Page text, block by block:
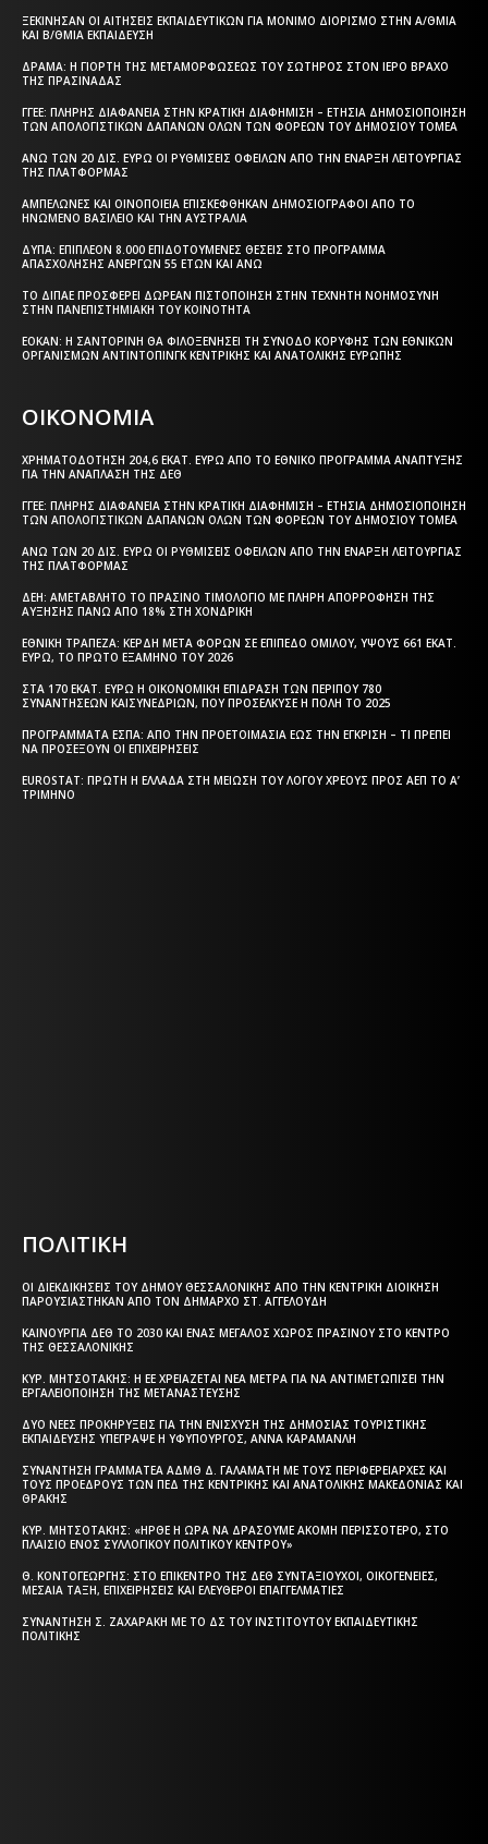
ΞΕΚΊΝΗΣΑΝ ΟΙ ΑΙΤΉΣΕΙΣ ΕΚΠΑΙΔΕΥΤΙΚΏΝ ΓΙΑ ΜΌΝΙΜΟ ΔΙΟΡΙΣΜΌ ΣΤΗΝ Α/ΘΜΙΑ
ΚΑΙ Β/ΘΜΙΑ ΕΚΠΑΊΔΕΥΣΗ
ΔΡΆΜΑ: Η ΓΙΟΡΤΉ ΤΗΣ ΜΕΤΑΜΟΡΦΏΣΕΩΣ ΤΟΥ ΣΩΤΉΡΟΣ ΣΤΟΝ ΙΕΡΌ ΒΡΆΧΟ
ΤΗΣ ΠΡΑΣΙΝΆΔΑΣ
ΓΓΕΕ: ΠΛΉΡΗΣ ΔΙΑΦΆΝΕΙΑ ΣΤΗΝ ΚΡΑΤΙΚΉ ΔΙΑΦΉΜΙΣΗ – EΤΉΣΙΑ ΔΗΜΟΣΙΟΠΟΊΗΣΗ
ΤΩΝ ΑΠΟΛΟΓΙΣΤΙΚΏΝ ΔΑΠΑΝΏΝ ΌΛΩΝ ΤΩΝ ΦΟΡΈΩΝ ΤΟΥ ΔΗΜΟΣΊΟΥ ΤΟΜΈΑ
ΆΝΩ ΤΩΝ 20 ΔΙΣ. ΕΥΡΏ ΟΙ ΡΥΘΜΊΣΕΙΣ ΟΦΕΙΛΏΝ ΑΠΌ ΤΗΝ ΈΝΑΡΞΗ ΛΕΙΤΟΥΡΓΊΑΣ
ΤΗΣ ΠΛΑΤΦΌΡΜΑΣ
ΑΜΠΕΛΏΝΕΣ ΚΑΙ ΟΙΝΟΠΟΙΕΊΑ ΕΠΙΣΚΈΦΘΗΚΑΝ ΔΗΜΟΣΙΟΓΡΆΦΟΙ ΑΠΌ ΤΟ
ΗΝΩΜΈΝΟ ΒΑΣΊΛΕΙΟ ΚΑΙ ΤΗΝ ΑΥΣΤΡΑΛΊΑ
ΔΥΠΑ: ΕΠΙΠΛΈΟΝ 8.000 ΕΠΙΔΟΤΟΎΜΕΝΕΣ ΘΈΣΕΙΣ ΣΤΟ ΠΡΌΓΡΑΜΜΑ
ΑΠΑΣΧΌΛΗΣΗΣ ΑΝΈΡΓΩΝ 55 ΕΤΏΝ ΚΑΙ ΆΝΩ
ΤΟ ΔΙΠΑΕ ΠΡΟΣΦΈΡΕΙ ΔΩΡΕΆΝ ΠΙΣΤΟΠΟΊΗΣΗ ΣΤΗΝ ΤΕΧΝΗΤΉ ΝΟΗΜΟΣΎΝΗ
ΣΤΗΝ ΠΑΝΕΠΙΣΤΗΜΙΑΚΉ ΤΟΥ ΚΟΙΝΌΤΗΤΑ
ΕΟΚΑΝ: Η ΣΑΝΤΟΡΊΝΗ ΘΑ ΦΙΛΟΞΕΝΉΣΕΙ ΤΗ ΣΎΝΟΔΟ ΚΟΡΥΦΉΣ ΤΩΝ ΕΘΝΙΚΏΝ
ΟΡΓΑΝΙΣΜΏΝ ΑΝΤΙΝΤΌΠΙΝΓΚ ΚΕΝΤΡΙΚΉΣ ΚΑΙ ΑΝΑΤΟΛΙΚΉΣ ΕΥΡΏΠΗΣ
ΟΙΚΟΝΟΜΙΑ
ΧΡΗΜΑΤΟΔΌΤΗΣΗ 204,6 ΕΚΑΤ. ΕΥΡΏ ΑΠΌ ΤΟ ΕΘΝΙΚΌ ΠΡΌΓΡΑΜΜΑ ΑΝΆΠΤΥΞΗΣ
ΓΙΑ ΤΗΝ ΑΝΆΠΛΑΣΗ ΤΗΣ ΔΕΘ
ΓΓΕΕ: ΠΛΉΡΗΣ ΔΙΑΦΆΝΕΙΑ ΣΤΗΝ ΚΡΑΤΙΚΉ ΔΙΑΦΉΜΙΣΗ – EΤΉΣΙΑ ΔΗΜΟΣΙΟΠΟΊΗΣΗ
ΤΩΝ ΑΠΟΛΟΓΙΣΤΙΚΏΝ ΔΑΠΑΝΏΝ ΌΛΩΝ ΤΩΝ ΦΟΡΈΩΝ ΤΟΥ ΔΗΜΟΣΊΟΥ ΤΟΜΈΑ
ΆΝΩ ΤΩΝ 20 ΔΙΣ. ΕΥΡΏ ΟΙ ΡΥΘΜΊΣΕΙΣ ΟΦΕΙΛΏΝ ΑΠΌ ΤΗΝ ΈΝΑΡΞΗ ΛΕΙΤΟΥΡΓΊΑΣ
ΤΗΣ ΠΛΑΤΦΌΡΜΑΣ
ΔΕΗ: ΑΜΕΤΆΒΛΗΤΟ ΤΟ ΠΡΆΣΙΝΟ ΤΙΜΟΛΌΓΙΟ ΜΕ ΠΛΉΡΗ ΑΠΟΡΡΌΦΗΣΗ ΤΗΣ
ΑΎΞΗΣΗΣ ΠΆΝΩ ΑΠΌ 18% ΣΤΗ ΧΟΝΔΡΙΚΉ
ΕΘΝΙΚΉ ΤΡΆΠΕΖΑ: ΚΈΡΔΗ ΜΕΤΆ ΦΌΡΩΝ ΣΕ ΕΠΊΠΕΔΟ ΟΜΊΛΟΥ, ΎΨΟΥΣ 661 ΕΚΑΤ.
ΕΥΡΏ, ΤΟ ΠΡΏΤΟ ΕΞΆΜΗΝΟ ΤΟΥ 2026
ΣΤΑ 170 ΕΚΑΤ. ΕΥΡΏ Η ΟΙΚΟΝΟΜΙΚΉ ΕΠΊΔΡΑΣΗ ΤΩΝ ΠΕΡΊΠΟΥ 780
ΣΥΝΑΝΤΉΣΕΩΝ ΚΑΙΣΥΝΕΔΡΊΩΝ, ΠΟΥ ΠΡΟΣΈΛΚΥΣΕ Η ΠΌΛΗ ΤΟ 2025
ΠΡΟΓΡΆΜΜΑΤΑ EΣΠΑ: ΑΠΌ ΤΗΝ ΠΡΟΕΤΟΙΜΑΣΊΑ ΈΩΣ ΤΗΝ ΈΓΚΡΙΣΗ – ΤΙ ΠΡΈΠΕΙ
ΝΑ ΠΡΟΣΈΞΟΥΝ ΟΙ ΕΠΙΧΕΙΡΉΣΕΙΣ
EUROSTAT: ΠΡΏΤΗ Η ΕΛΛΆΔΑ ΣΤΗ ΜΕΊΩΣΗ ΤΟΥ ΛΌΓΟΥ ΧΡΈΟΥΣ ΠΡΟΣ ΑΕΠ ΤΟ Α’
ΤΡΊΜΗΝΟ
ΠΟΛΙΤΙΚΗ
ΟΙ ΔΙΕΚΔΙΚΉΣΕΙΣ ΤΟΥ ΔΉΜΟΥ ΘΕΣΣΑΛΟΝΊΚΗΣ ΑΠΌ ΤΗΝ ΚΕΝΤΡΙΚΉ ΔΙΟΊΚΗΣΗ
ΠΑΡΟΥΣΙΆΣΤΗΚΑΝ ΑΠΌ ΤΟΝ ΔΉΜΑΡΧΟ ΣΤ. ΑΓΓΕΛΟΎΔΗ
ΚΑΙΝΟΎΡΓΙΑ ΔΕΘ ΤΟ 2030 ΚΑΙ ΈΝΑΣ ΜΕΓΆΛΟΣ ΧΏΡΟΣ ΠΡΑΣΊΝΟΥ ΣΤΟ ΚΈΝΤΡΟ
ΤΗΣ ΘΕΣΣΑΛΟΝΊΚΗΣ
ΚΥΡ. ΜΗΤΣΟΤΆΚΗΣ: Η ΕΕ ΧΡΕΙΆΖΕΤΑΙ ΝΈΑ ΜΈΤΡΑ ΓΙΑ ΝΑ ΑΝΤΙΜΕΤΩΠΊΣΕΙ ΤΗΝ
ΕΡΓΑΛΕΙΟΠΟΊΗΣΗ ΤΗΣ ΜΕΤΑΝΆΣΤΕΥΣΗΣ
ΔΎΟ ΝΈΕΣ ΠΡΟΚΗΡΎΞΕΙΣ ΓΙΑ ΤΗΝ ΕΝΊΣΧΥΣΗ ΤΗΣ ΔΗΜΌΣΙΑΣ ΤΟΥΡΙΣΤΙΚΉΣ
ΕΚΠΑΊΔΕΥΣΗΣ ΥΠΈΓΡΑΨΕ Η ΥΦΥΠΟΥΡΓΌΣ, ΆΝΝΑ ΚΑΡΑΜΑΝΛΉ
ΣΥΝΆΝΤΗΣΗ ΓΡΑΜΜΑΤΈΑ ΑΔΜΘ Δ. ΓΑΛΑΜΆΤΗ ΜΕ ΤΟΥΣ ΠΕΡΙΦΕΡΕΙΆΡΧΕΣ ΚΑΙ
ΤΟΥΣ ΠΡΟΈΔΡΟΥΣ ΤΩΝ ΠΕΔ ΤΗΣ ΚΕΝΤΡΙΚΉΣ ΚΑΙ ΑΝΑΤΟΛΙΚΉΣ ΜΑΚΕΔΟΝΊΑΣ ΚΑΙ
ΘΡΆΚΗΣ
ΚΥΡ. ΜΗΤΣΟΤΆΚΗΣ: «ΉΡΘΕ Η ΏΡΑ ΝΑ ΔΡΆΣΟΥΜΕ ΑΚΌΜΗ ΠΕΡΙΣΣΌΤΕΡΟ, ΣΤΟ
ΠΛΑΊΣΙΟ ΕΝΌΣ ΣΥΛΛΟΓΙΚΟΎ ΠΟΛΙΤΙΚΟΎ ΚΈΝΤΡΟΥ»
Θ. ΚΟΝΤΟΓΕΏΡΓΗΣ: ΣΤΟ ΕΠΊΚΕΝΤΡΟ ΤΗΣ ΔΕΘ ΣΥΝΤΑΞΙΟΎΧΟΙ, ΟΙΚΟΓΈΝΕΙΕΣ,
ΜΕΣΑΊΑ ΤΆΞΗ, ΕΠΙΧΕΙΡΉΣΕΙΣ ΚΑΙ ΕΛΕΎΘΕΡΟΙ ΕΠΑΓΓΕΛΜΑΤΊΕΣ
ΣΥΝΆΝΤΗΣΗ Σ. ΖΑΧΑΡΆΚΗ ΜΕ ΤΟ ΔΣ ΤΟΥ ΙΝΣΤΙΤΟΎΤΟΥ ΕΚΠΑΙΔΕΥΤΙΚΉΣ
ΠΟΛΙΤΙΚΉΣ